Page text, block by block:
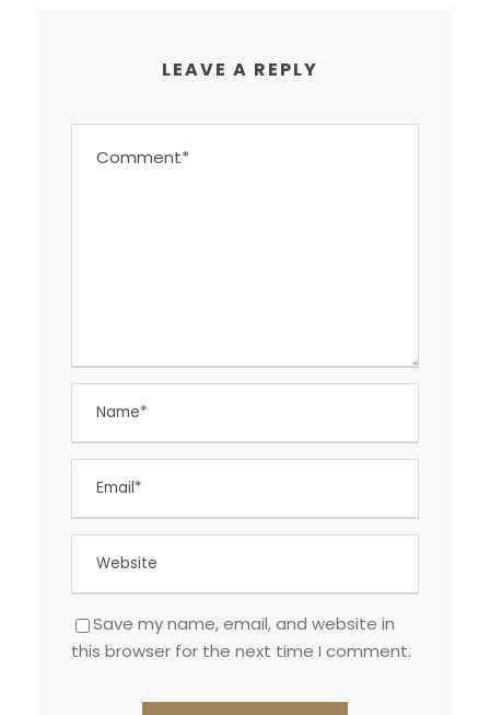
LEAVE A REPLY
Save my name, email, and website in
this browser for the next time I comment.